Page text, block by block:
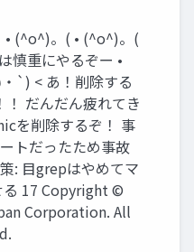
• (^o^)。( • (^o^)。(
慎重にやるぞー •
`) < あ！削除する
だんだん疲れてき
を削除するぞ！ 事
トだったため事故
: 目grepはやめてマ
る 17 Copyright ©
Corporation. All